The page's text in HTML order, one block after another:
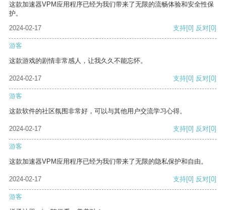
这款加速器VPM应用程序已经为我们带来了无限的流畅体验和安全性保
护。
2024-02-17
支持[0] 反对[0]
游客
这款游戏的剧情非常感人，让我久久不能忘怀。
2024-02-17 支持[0] 反对[0]
游客
这款软件的社区氛围非常好，可以与其他用户交流学习心得。
2024-02-17 支持[0] 反对[0]
游客
这款加速器VPM应用程序已经为我们带来了无限的隐私保护和自由。
2024-02-17 支持[0] 反对[0]
游客